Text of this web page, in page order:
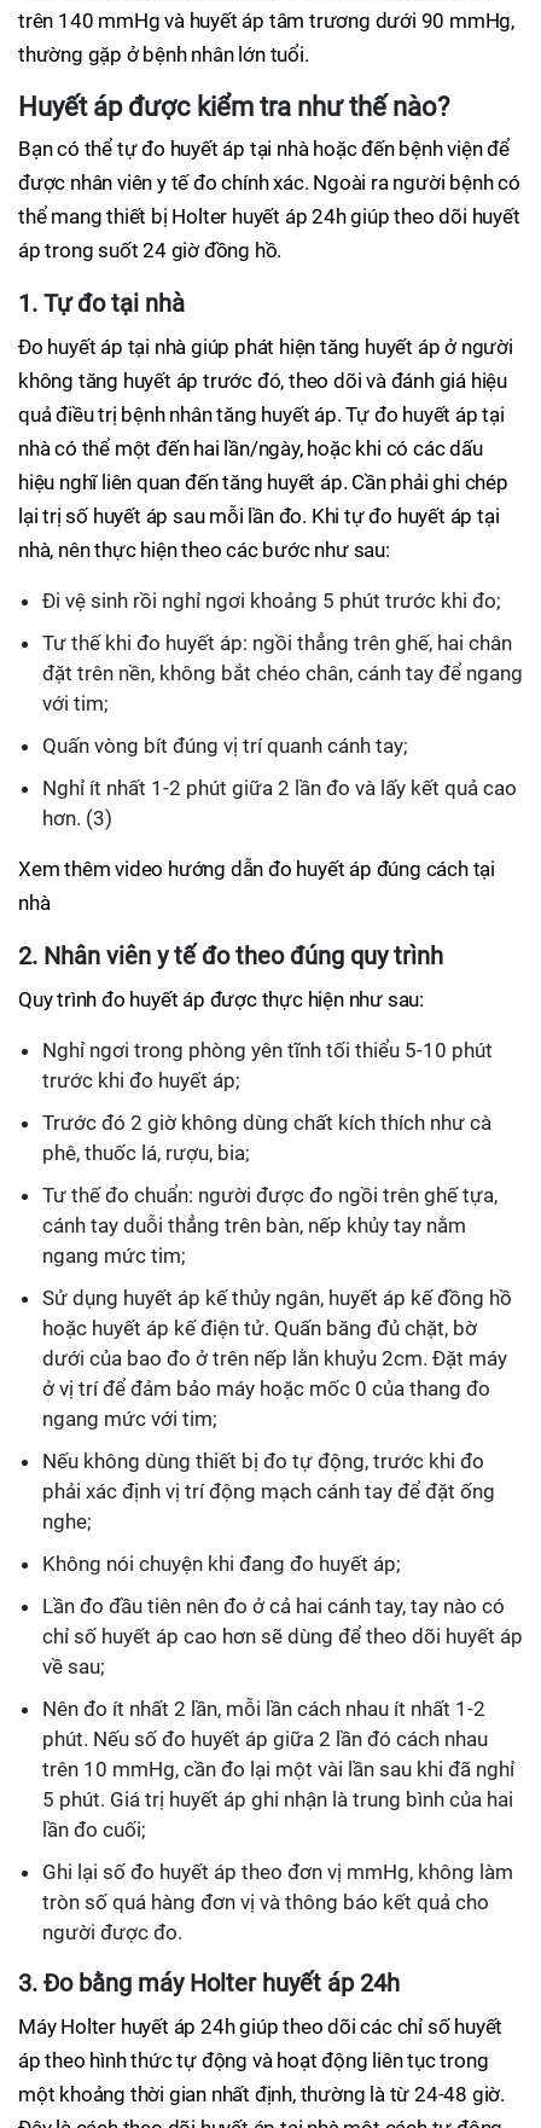
trên 140 mmHg và huyết áp tâm trương dưới 90 mmHg,
thường gặp ở bệnh nhân lớn tuổi.
Huyết áp được kiểm tra như thế nào?
Bạn có thể tự đo huyết áp tại nhà hoặc đến bệnh viện để
được nhân viên y tế đo chính xác. Ngoài ra người bệnh có
thể mang thiết bị Holter huyết áp 24h giúp theo dõi huyết
áp trong suốt 24 giờ đồng hồ.
1. Tự đo tại nhà
Đo huyết áp tại nhà giúp phát hiện tăng huyết áp ở người
không tăng huyết áp trước đó, theo dõi và đánh giá hiệu
quả điều trị bệnh nhân tăng huyết áp. Tự đo huyết áp tại
nhà có thể một đến hai lần/ngày, hoặc khi có các dấu
hiệu nghĩ liên quan đến tăng huyết áp. Cần phải ghi chép
lại trị số huyết áp sau mỗi lần đo. Khi tự đo huyết áp tại
nhà, nên thực hiện theo các bước như sau:
Đi vệ sinh rồi nghỉ ngơi khoảng 5 phút trước khi đo;
Tư thế khi đo huyết áp: ngồi thẳng trên ghế, hai chân
đặt trên nền, không bắt chéo chân, cánh tay để ngang
với tim;
Quấn vòng bít đúng vị trí quanh cánh tay;
Nghỉ ít nhất 1-2 phút giữa 2 lần đo và lấy kết quả cao
hơn. (3)
Xem thêm video hướng dẫn đo huyết áp đúng cách tại
nhà
2. Nhân viên y tế đo theo đúng quy trình
Quy trình đo huyết áp được thực hiện như sau:
Nghỉ ngơi trong phòng yên tĩnh tối thiểu 5-10 phút
trước khi đo huyết áp;
Trước đó 2 giờ không dùng chất kích thích như cà
phê, thuốc lá, rượu, bia;
Tư thế đo chuẩn: người được đo ngồi trên ghế tựa,
cánh tay duỗi thẳng trên bàn, nếp khủy tay nằm
ngang mức tim;
Sử dụng huyết áp kế thủy ngân, huyết áp kế đồng hồ
hoặc huyết áp kế điện tử. Quấn băng đủ chặt, bờ
dưới của bao đo ở trên nếp lằn khuỷu 2cm. Đặt máy
ở vị trí để đảm bảo máy hoặc mốc 0 của thang đo
ngang mức với tim;
Nếu không dùng thiết bị đo tự động, trước khi đo
phải xác định vị trí động mạch cánh tay để đặt ống
nghe;
Không nói chuyện khi đang đo huyết áp;
Lần đo đầu tiên nên đo ở cả hai cánh tay, tay nào có
chỉ số huyết áp cao hơn sẽ dùng để theo dõi huyết áp
về sau;
Nên đo ít nhất 2 lần, mỗi lần cách nhau ít nhất 1-2
phút. Nếu số đo huyết áp giữa 2 lần đó cách nhau
trên 10 mmHg, cần đo lại một vài lần sau khi đã nghỉ
5 phút. Giá trị huyết áp ghi nhận là trung bình của hai
lần đo cuối;
Ghi lại số đo huyết áp theo đơn vị mmHg, không làm
tròn số quá hàng đơn vị và thông báo kết quả cho
người được đo.
3. Đo bằng máy Holter huyết áp 24h
Máy Holter huyết áp 24h giúp theo dõi các chỉ số huyết
áp theo hình thức tự động và hoạt động liên tục trong
một khoảng thời gian nhất định, thường là từ 24-48 giờ.